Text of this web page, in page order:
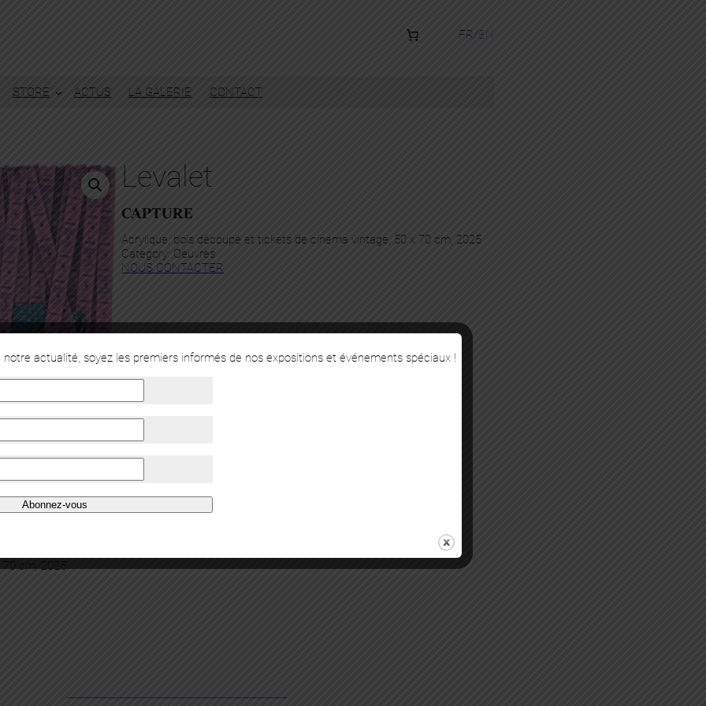
FR EN
STORE ACTUS LA GALERIE CONTACT
Levalet
CAPTURE
Acrylique, bois découpé et tickets de cinema vintage, 50 x 70 cm, 2025
Category: Oeuvres
NOUS CONTACTER
cm, 2025
actualité, soyez les premiers informés de nos expositions et événements spéciaux !
Abonnez-vous